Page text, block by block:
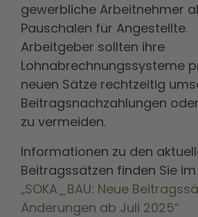
gewerbliche Arbeitnehmer
Pauschalen für Angestellte.
Arbeitgeber sollten ihre
Lohnabrechnungssysteme
neuen Sätze rechtzeitig
Beitragsnachzahlungen
zu vermeiden.
Informationen zu den
Beitragssätzen finden Sie
„SOKA_BAU: Neue
Änderungen ab Juli 2025“